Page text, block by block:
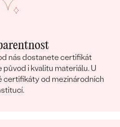
nás dostanete certifikát
i kvalitu materiálu. U
certifikáty od mezinárodních